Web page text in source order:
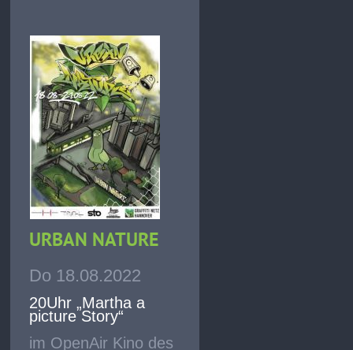
URBAN NATURE
Do 18.08.2022
20Uhr „Martha a
picture Story“
im OpenAir Kino des